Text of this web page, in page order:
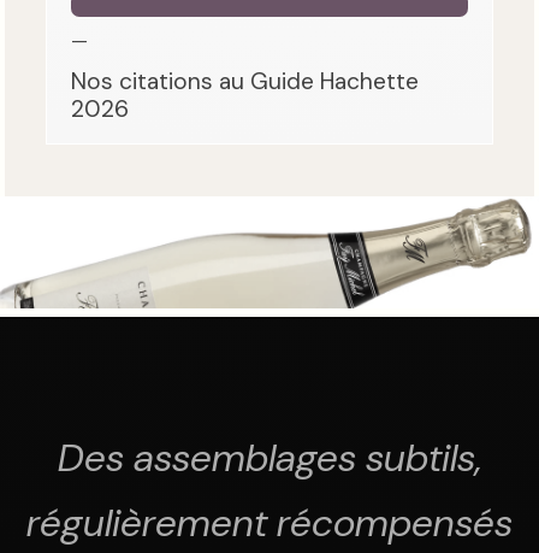
—
Nos citations au Guide Hachette
2026
Des assemblages subtils,
régulièrement récompensés